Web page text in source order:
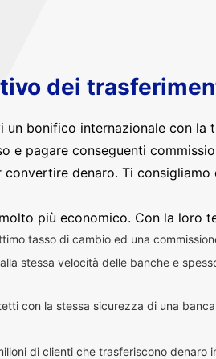
dei
un bonifico internazionale con
e pagare conseguenti
convertire denaro. Ti consigliamo
più economico. Con la loro
tasso di cambio ed una
stessa velocità delle banche e
con la stessa sicurezza di una
di clienti che trasferiscono denaro